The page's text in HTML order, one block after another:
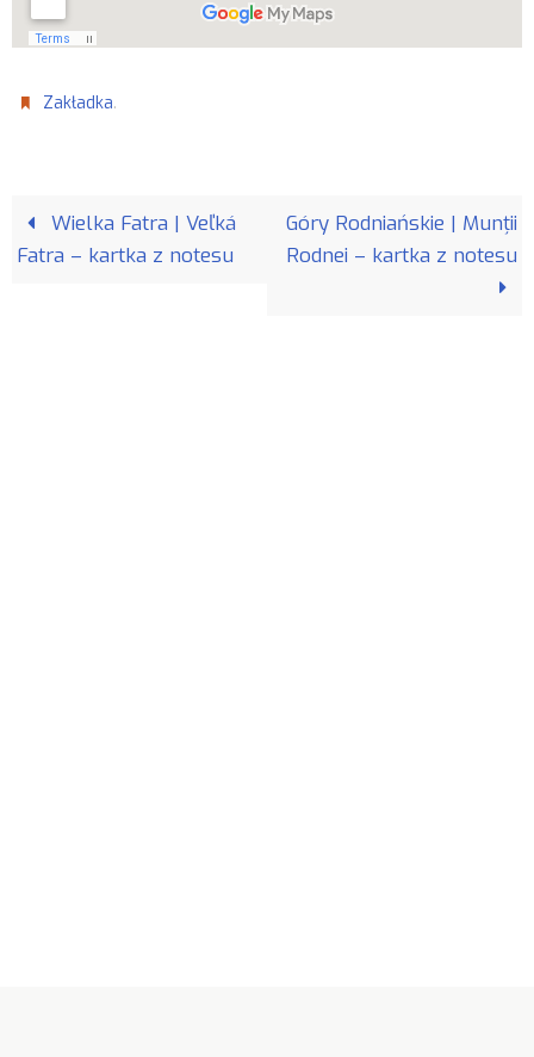
Zakładka.
Wielka Fatra | Veľká
Fatra – kartka z notesu
Góry Rodniańskie | Munții
Rodnei – kartka z notesu